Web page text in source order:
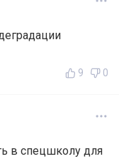
9 0
в спецшколу для